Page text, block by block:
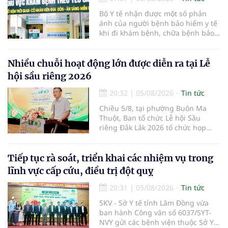
Bộ Y tế nhận được một số phản
ánh của người bệnh bảo hiểm y tế
khi đi khám bệnh, chữa bệnh bảo
bệnh, chữa bệnh theo yêu cầu
nhưng vẫn phải nộp thêm các chi
phần cùng chi trả.
Nhiều chuỗi hoạt động lớn được diễn ra tại Lễ
hội sầu riêng 2026
20:32 | 05/08/2026
Tin tức
Chiều 5/8, tại phường Buôn Ma
Thuột, Ban tổ chức Lễ hội Sầu
riêng Đắk Lắk 2026 tổ chức họp
hội Sầu riêng Đắk Lắk năm 2026 có
chủ đề “Sầu riêng Đắk Lắk – Kết nối
vươn xa”, được tổ chức từ ngày
15/8/2026 đến ngày 02/9/2026 tại
phường Buôn Ma Thuột, xã Krông
Pắc, phường Tuy Hòa và một số xã
trồng sầu riêng trên địa bàn tỉnh.
Tiếp tục rà soát, triển khai các nhiệm vụ trong
lĩnh vực cấp cứu, điều trị đột quỵ
20:31 | 05/08/2026
Tin tức
SKV - Sở Y tế tỉnh Lâm Đồng vừa
ban hành Công văn số 6037/SYT-
NVY gửi các bệnh viện thuộc Sở Y